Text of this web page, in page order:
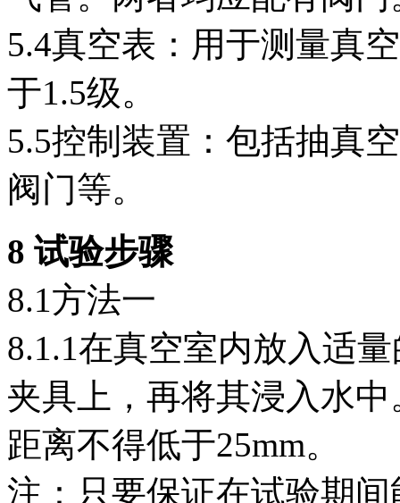
5.4真空表：用于测量真
于1.5级。
5.5控制装置：包括抽真
阀门等。
8 试验步骤
8.1方法一
8.1.1在真空室内放入适
夹具上，再将其浸入水
距离不得低于25mm。
注：只要保证在试验期